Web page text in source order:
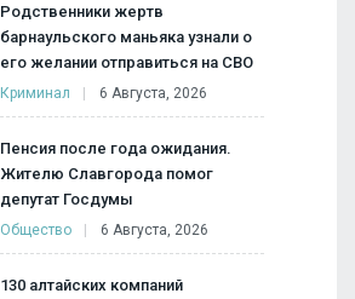
Родственники жертв
барнаульского маньяка узнали о
его желании отправиться на СВО
Криминал 6 Августа, 2026
Пенсия после года ожидания.
Жителю Славгорода помог
депутат Госдумы
Общество 6 Августа, 2026
130 алтайских компаний